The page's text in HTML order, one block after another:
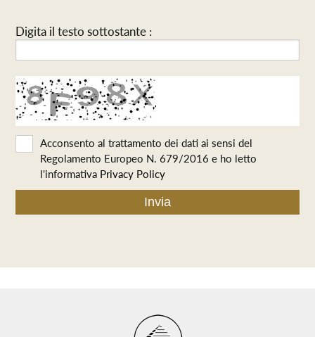
Digita il testo sottostante :
Acconsento al trattamento dei dati ai sensi del
Regolamento Europeo N. 679/2016 e ho letto
l'informativa Privacy Policy